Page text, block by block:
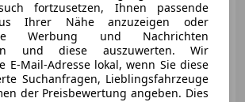
km Benzin
110 kW (150 PS)
fortzusetzen, Ihnen passende
Ihrer Nähe anzuzeigen oder
Werbung und Nachrichten
und diese auszuwerten. Wir
E-Mail-Adresse lokal, wenn Sie diese
Suchanfragen, Lieblingsfahrzeuge
der Preisbewertung angeben. Dies